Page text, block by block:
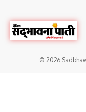
© 2026